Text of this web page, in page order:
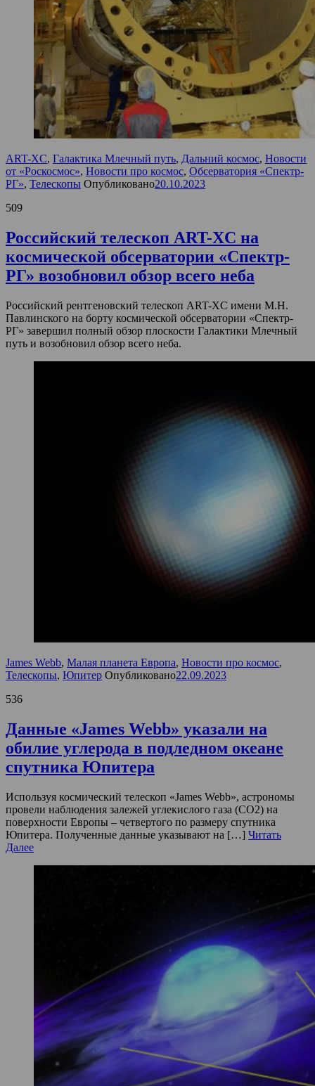
ART-XC, Галактика Млечный путь, Дальний космос, Новости
от «Роскосмос», Новости про космос, Обсерватория «Спектр-
РГ», Телескопы Опубликовано20.10.2023
509
Российский телескоп ART-XC на
космической обсерватории «Спектр-
РГ» возобновил обзор всего неба
Российский рентгеновский телескоп ART-XC имени М.Н.
Павлинского на борту космической обсерватории «Спектр-
РГ» завершил полный обзор плоскости Галактики Млечный
путь и возобновил обзор всего неба.
James Webb, Малая планета Европа, Новости про космос,
Телескопы, Юпитер Опубликовано22.09.2023
536
Данные «James Webb» указали на
обилие углерода в подледном океане
спутника Юпитера
Используя космический телескоп «James Webb», астрономы
провели наблюдения залежей углекислого газа (CO2) на
поверхности Европы – четвертого по размеру спутника
Юпитера. Полученные данные указывают на […] Читать
Далее